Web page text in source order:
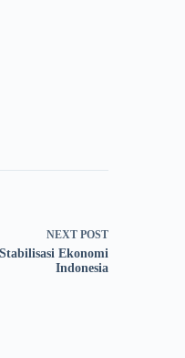
NEXT POST
Ekonomi
Indonesia